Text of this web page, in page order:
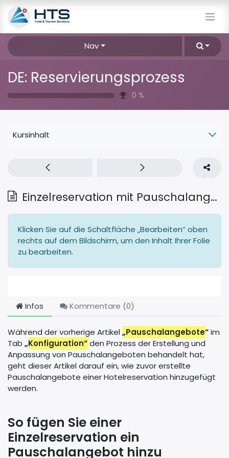
Nav
DE: Reservierungsprozess
0 %
Kursinhalt
Einzelreservation mit Pauschalangebot
Klicken Sie auf die Schaltfläche „Bearbeiten“ oben
rechts auf dem Bildschirm, um den Inhalt Ihrer Folie
zu bearbeiten.
Infos Kommentare (0)
Während der vorherige Artikel„Pauschalangebote“im
Tab „Konfiguration“den Prozess der Erstellung und
Anpassung von Pauschalangeboten behandelt hat,
geht dieser Artikel darauf ein, wie zuvor erstellte
Pauschalangebote einer Hotelreservation hinzugefügt
werden.
So fügen Sie einer
Einzelreservation ein
Pauschalangebot hinzu